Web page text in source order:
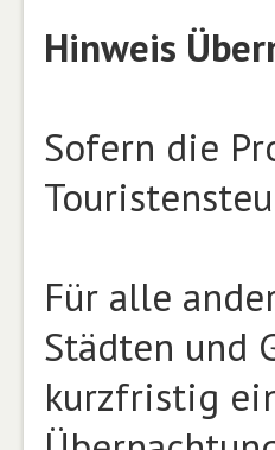
Hinweis
Sofern die
Für alle
Städten und
kurzfristig